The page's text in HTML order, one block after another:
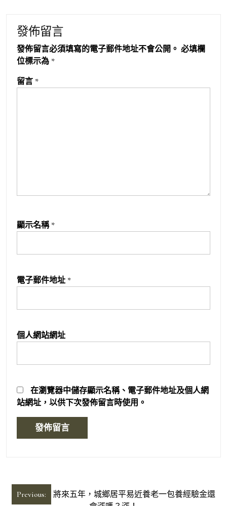
發佈留言
發佈留言必須填寫的電子郵件地址不會公開。 必填欄
位標示為 *
留言 *
顯示名稱 *
電子郵件地址 *
個人網站網址
在瀏覽器中儲存顯示名稱、電子郵件地址及個人網
站網址，以供下次發佈留言時使用。
文Previous:
將來五年，城鄉居平易近養老一包養經驗金還